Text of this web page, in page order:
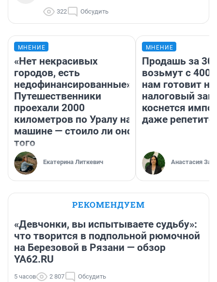
322 Обсудить
МНЕНИЕ
«Нет некрасивых
городов, есть
недофинансированные».
Путешественники
проехали 2000
километров по Уралу на
машине — стоило ли оно
того
Екатерина Литкевич
МНЕНИЕ
Продашь за
возьмут с
нам готовит
налоговый
коснется
даже
Анастасия
РЕКОМЕНДУЕМ
«Девчонки, вы испытываете судьбу»:
что творится в подпольной рюмочной
на Березовой в Рязани — обзор
YA62.RU
5 часов 2 807 Обсудить